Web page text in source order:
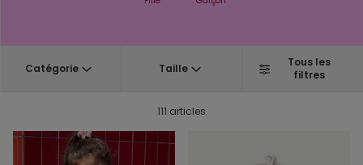
Catégorie Taille
Tous les
filtres
111 articles